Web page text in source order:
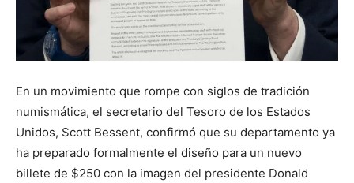
En un movimiento que rompe con siglos de tradición
numismática, el secretario del Tesoro de los Estados
Unidos, Scott Bessent, confirmó que su departamento ya
ha preparado formalmente el diseño para un nuevo
billete de $250 con la imagen del presidente Donald